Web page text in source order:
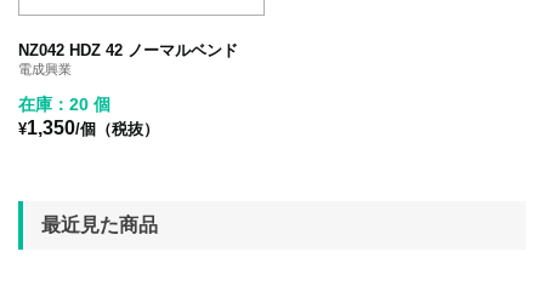
NZ042 HDZ 42 ノーマルベンド
電成興業
在庫：20 個
¥1,350/個（税抜）
最近見た商品